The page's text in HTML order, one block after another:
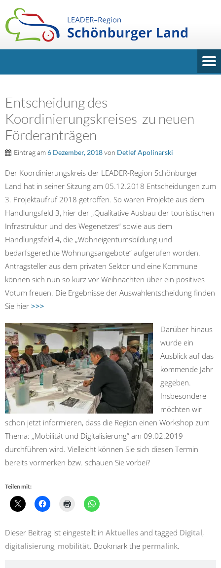
Entscheidung des
Koordinierungskreises zu neuen
Förderanträgen
Eintrag am6 Dezember, 2018von Detlef Apolinarski
Der Koordinierungskreis der LEADER-Region Schönburger
Land hat in seiner Sitzung am 05.12.2018 Entscheidungen zum
3. Projektaufruf 2018 getroffen. So waren Projekte aus dem
Handlungsfeld 3, hier der „Qualitative Ausbau der touristischen
Infrastruktur und des Wegenetzes“ sowie aus dem
Handlungsfeld 4, die „Wohneigentumsbildung und
bedarfsgerechte Wohnungsangebote“ aufgerufen worden.
Antragsteller aus dem privaten Sektor und eine Kommune
können sich nun so kurz vor Weihnachten über ein positives
Votum freuen. Die Ergebnisse der Auswahlentscheidung finden
Sie hier >>>
Darüber hinaus
wurde ein
Ausblick auf das
kommende Jahr
gegeben.
Insbesondere
möchten wir
schon jetzt informieren, dass die Region einen Workshop zum
Thema: „Mobilität und Digitalisierung“ am 09.02.2019
durchführen wird. Vielleicht können Sie sich diesen Termin
bereits vormerken bzw. schauen Sie vorbei?
Teilen mit:
Dieser Beitrag ist eingestellt in Aktuelles and tagged Digital,
digitalisierung, mobilität. Bookmark the permalink.